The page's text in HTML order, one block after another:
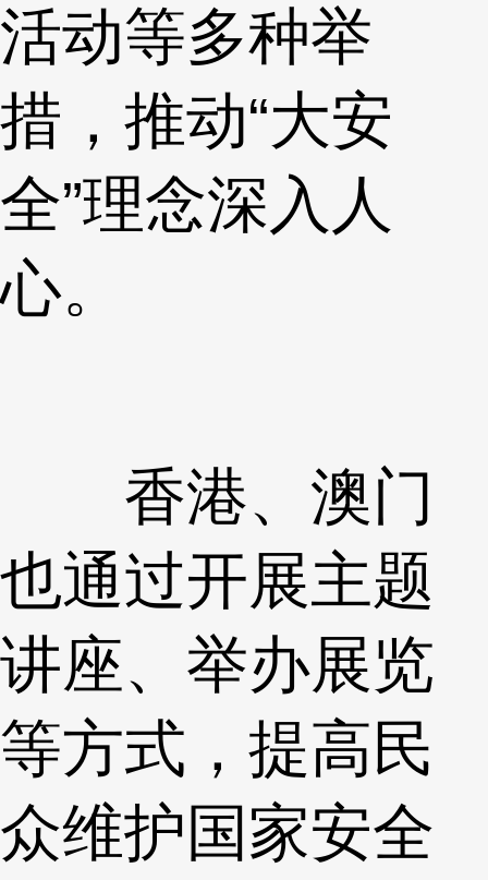
活动等多种举
措，推动“大安
全”理念深入人
心。
香港、澳门
也通过开展主题
讲座、举办展览
等方式，提高民
众维护国家安全